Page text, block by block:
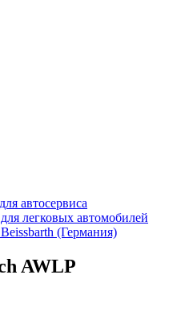
автосервиса
легковых автомобилей
(Германия)
AWLP